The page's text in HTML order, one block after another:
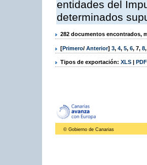
entidades del
determinados
282 documentos encontrados,
[Primero/ Anterior] 3, 4, 5, 6, 7, 8,
Tipos de exportación: XLS | PDF
© Gobierno de Canarias